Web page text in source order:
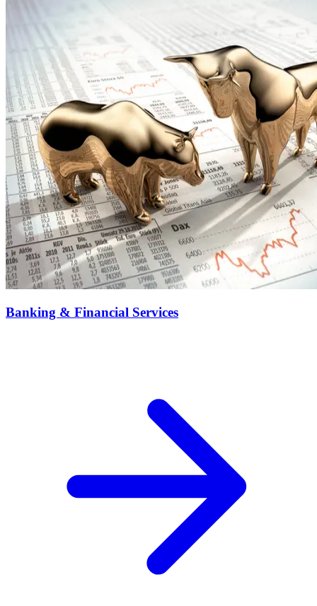
Banking & Financial Services